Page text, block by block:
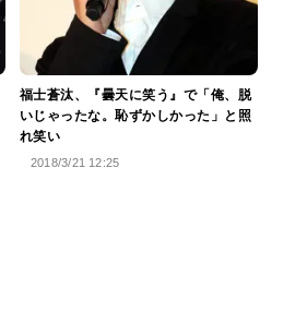
福士蒼汰、『曇天に笑う』で「俺、脱
いじゃったな。恥ずかしかった」と照
れ笑い
2018/3/21 12:25